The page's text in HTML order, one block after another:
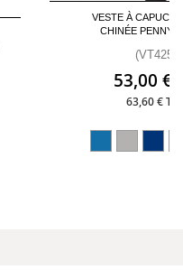
VESTE À
CHINÉE PENNY
(VT425)
53,00 €
63,60 €